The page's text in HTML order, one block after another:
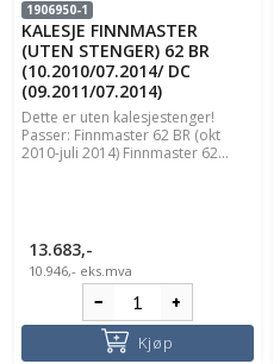
1906950-1
KALESJE FINNMASTER
(UTEN STENGER) 62 BR
(10.2010/07.2014/ DC
(09.2011/07.2014)
Dette er uten kalesjestenger!
Passer: Finnmaster 62 BR (okt
2010-juli 2014) Finnmaster 62...
13.683,-
10.946,- eks.mva
Kjøp